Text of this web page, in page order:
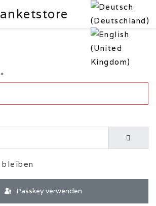
*
Passkey verwenden